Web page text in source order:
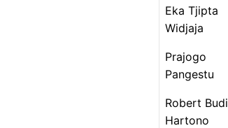
Eka Tjipta
Widjaja
Prajogo
Pangestu
Robert Budi
Hartono